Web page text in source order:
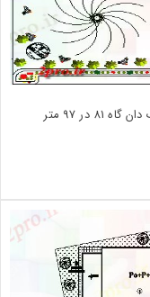
دانلود نقشه باغ شخصیجزئیات محوطه سازی از تک دان گاه 81 در 97 متر